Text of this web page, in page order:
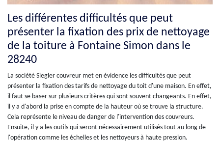
Les différentes difficultés que peut
présenter la fixation des prix de nettoyage
de la toiture à Fontaine Simon dans le
28240
La société Siegler couvreur met en évidence les difficultés que peut
présenter la fixation des tarifs de nettoyage du toit d'une maison. En effet,
il faut se baser sur plusieurs critères qui sont souvent changeants. En effet,
il y a d'abord la prise en compte de la hauteur où se trouve la structure.
Cela représente le niveau de danger de l'intervention des couvreurs.
Ensuite, il y a les outils qui seront nécessairement utilisés tout au long de
l'opération comme les échelles et les nettoyeurs à haute pression.